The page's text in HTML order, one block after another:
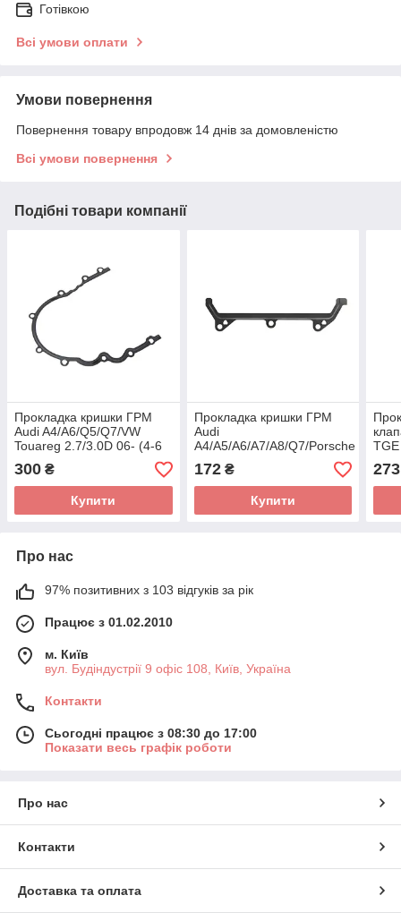
Готівкою
Всі умови оплати
Умови повернення
Повернення товару впродовж 14 днів за домовленістю
Всі умови повернення
Подібні товари компанії
Прокладка кришки ГРМ
Audi A4/A6/Q5/Q7/VW
Touareg 2.7/3.0D 06- (4-6
циліндр) 376.830
(ELRING)
300 ₴
Купити
Прокладка кришки ГРМ
Audi
A4/A5/A6/A7/A8/Q7/Porsche
Cayenne/VW Touareg 3.0D
07- (1-3 циліндр) 121.851
(ELRING)
172₴
Купити
B9,
273
Про нас
97% позитивних з 103 відгуків за рік
Працює з 01.02.2010
м. Київ
вул. Будіндустрії 9 офіс 108, Київ, Україна
Контакти
Сьогодні працює з 08:30 до 17:00
Показати весь графік роботи
Про нас
Контакти
Доставка та оплата